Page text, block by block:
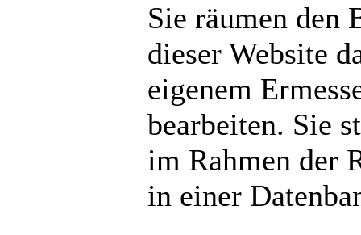
Sie räumen den
dieser Website
eigenem
bearbeiten. Sie
im Rahmen der
in einer